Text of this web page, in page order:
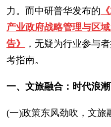
力。而中研普华发布的
产业政府战略管理与区
告》
，无疑为行业参与
考指南。
一、文旅融合：时代浪
(一)政策东风劲吹，文旅